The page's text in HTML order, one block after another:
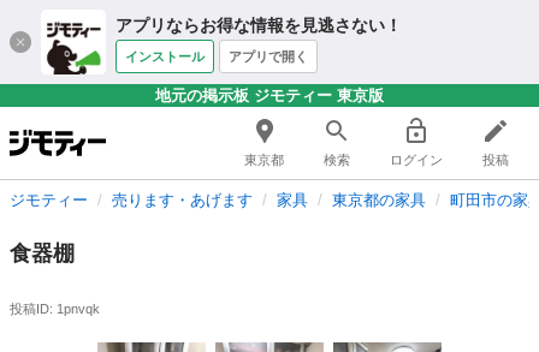
アプリならお得な情報を見逃さない！
インストール アプリで開く
地元の掲示板 ジモティー 東京版
東京都 検索 ログイン 投稿
ジモティー 売ります・あげます 家具 東京都の家具 町田市の家
食器棚
投稿ID: 1pnvqk